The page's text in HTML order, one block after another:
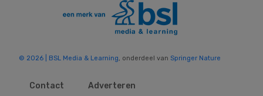
© 2026 | BSL Media & Learning, onderdeel van Springer Nature
Contact Adverteren